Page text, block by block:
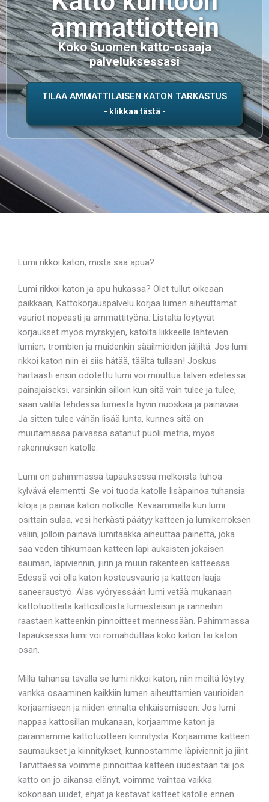
ammattiottein
Koko Suomen katto-osaaja
palveluksessasi
TILAA AMMATTILAISEN KATON TARKASTUS
Lumi rikkoi katon, mistä saa apua?
Lumi rikkoi katon ja apu hukassa? Olet tullut oikeaan
paikkaan, Kattokorjauspalvelu korjaa lumen aiheuttamat
vauriot nopeasti ja ammattityönä. Listalta löytyvät
korjaukset myös myrskyjen, katolta liikkeelle lähtevien
lumien, trombien ja muidenkin sääilmiöiden jäljiltä. Jos lumi
rikkoi katon niin ei siis hätää, täältä tullaan! Joskus
hartaasti ensin odotettu lumi voi muuttua talven edetessä
painajaiseksi, varsinkin silloin kun sitä vain tulee ja tulee,
sään välillä tehdessä lumesta hyvin nuoskaa ja painavaa.
Ja sitten tulee vähän lisää lunta, kunnes sitä on
muutamassa päivässä satanut puoli metriä, myös
rakennuksen katolle.
Lumi on pahimmassa tapauksessa melkoista tuhoa
kylvävä elementti. Se voi tuoda katolle lisäpainoa tuhansia
kiloja ja painaa katon notkolle. Keväämmällä kun lumi
osittain sulaa, vesi herkästi päätyy katteen ja lumikerroksen
väliin, jolloin painava lumitaakka aiheuttaa painetta, joka
saa veden tihkumaan katteen läpi aukaisten jokaisen
sauman, läpiviennin, jiirin ja muun rakenteen katteessa.
Edessä voi olla katon kosteusvaurio ja katteen laaja
saneeraustyö. Alas vyöryessään lumi vetää mukanaan
kattotuotteita kattosilloista lumiesteisiin ja ränneihin
raastaen katteenkin pinnoitteet mennessään. Pahimmassa
tapauksessa lumi voi romahduttaa koko katon tai katon
osan.
Millä tahansa tavalla se lumi rikkoi katon, niin meiltä löytyy
vankka osaaminen kaikkiin lumen aiheuttamien vaurioiden
korjaamiseen ja niiden ennalta ehkäisemiseen. Jos lumi
nappaa kattosillan mukanaan, korjaamme katon ja
parannamme kattotuotteen kiinnitystä. Korjaamme katteen
saumaukset ja kiinnitykset, kunnostamme läpiviennit ja jiirit.
Tarvittaessa voimme pinnoittaa katteen uudestaan tai jos
katto on jo aikansa elänyt, voimme vaihtaa vaikka
kokonaan uudet, ehjät ja kestävät katteet katolle ennen